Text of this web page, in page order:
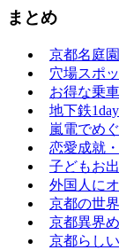
まとめ
京都名庭
穴場スポ
お得な乗
地下鉄
嵐電でめ
恋愛成就
子どもお
外国人に
京都の世
京都異界
京都らし